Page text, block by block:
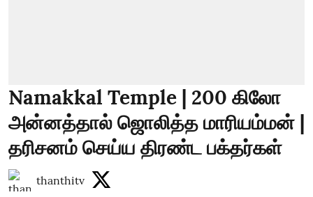
Namakkal Temple | 200 கிலோ
அன்னத்தால் ஜொலித்த மாரியம்மன் |
தரிசனம் செய்ய திரண்ட பக்தர்கள்
thanthitv